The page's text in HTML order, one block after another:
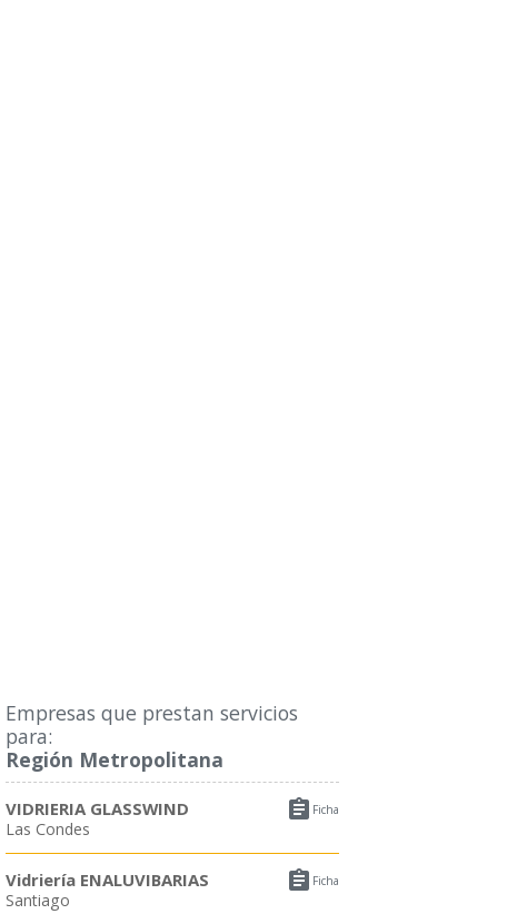
Empresas que prestan servicios
para:
Región Metropolitana
 Ficha
VIDRIERIA GLASSWIND
Las Condes
 Ficha
Vidriería ENALUVIBARIAS
Santiago